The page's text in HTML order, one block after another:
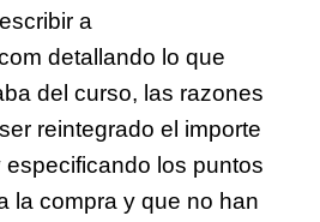
a
detallando lo que
del curso, las razones
reintegrado el importe
los puntos
la compra y que no han